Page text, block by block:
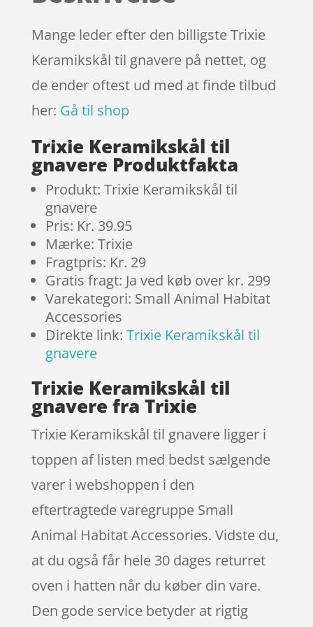
mmelser
Mange leder efter den billigste Trixie
Keramikskål til gnavere på nettet, og
de ender oftest ud med at finde tilbud
her: Gå til shop
Trixie Keramikskål til
gnavere Produktfakta
Produkt: Trixie Keramikskål til
gnavere
Pris: Kr. 39.95
Mærke: Trixie
Fragtpris: Kr. 29
Gratis fragt: Ja ved køb over kr. 299
Varekategori: Small Animal Habitat
Accessories
Direkte link: Trixie Keramikskål til
gnavere
Trixie Keramikskål til
gnavere fra Trixie
Trixie Keramikskål til gnavere ligger i
toppen af listen med bedst sælgende
varer i webshoppen i den
eftertragtede varegruppe Small
Animal Habitat Accessories. Vidste du,
at du også får hele 30 dages returret
oven i hatten når du køber din vare.
Den gode service betyder at rigtig